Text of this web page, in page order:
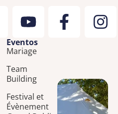
Eventos
Mariage
Team
Building
Festival et
Évènement